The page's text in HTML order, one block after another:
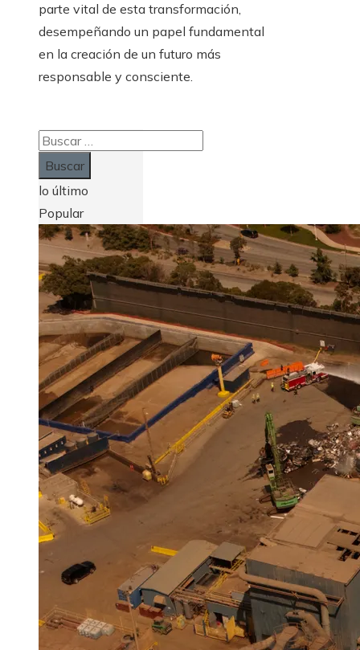
parte vital de esta transformación,
desempeñando un papel fundamental
en la creación de un futuro más
responsable y consciente.
Buscar:
lo último
Popular